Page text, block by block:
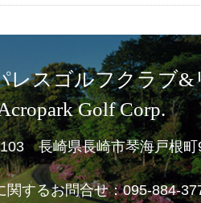
レスゴルフクラブ&
Golf Corp.
長崎県長崎市琴海戸根町
関するお問合せ：095-884-